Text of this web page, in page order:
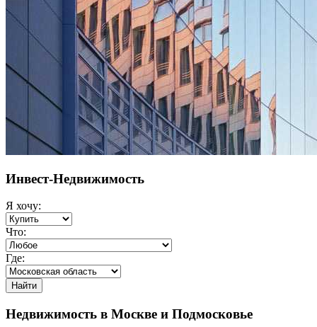
Инвест-Недвижимость
Я хочу:
Что:
Где:
Недвижимость в Москве и Подмосковье